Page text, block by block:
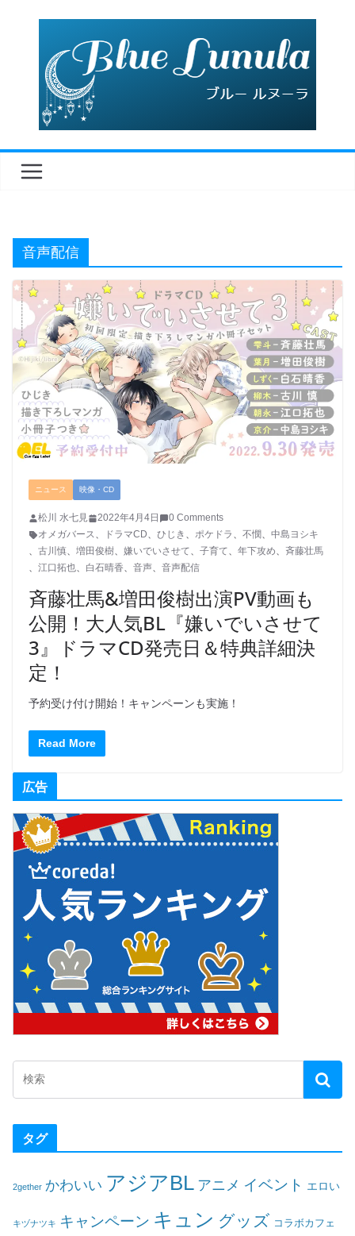
音声配信
ニュース 映像・CD
松川 水七見 2022年4月4日
0 Comments
オメガバース、 ドラマCD、 ひじき 、 ポケドラ 、 不憫、 中島ヨシキ
、 古川慎、 増田俊樹、 嫌いでいさせて、 子育て、 年下攻め、 斉藤壮馬
、 江口拓也、 白石晴香、 音声、 音声配信
斉藤壮馬&増田俊樹出演PV動画も
公開！大人気BL『嫌いでいさせて
3』ドラマCD発売日＆特典詳細決
定！
予約受け付け開始！キャンペーンも実施！
Read More
広告
タグ
2gether かわいい アジアBL アニメ イベント エロい
キヅナツキ キャンペーン キュン グッズ コラボカフェ